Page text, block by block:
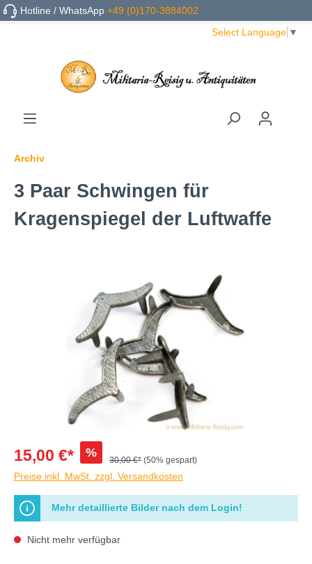
Hotline / WhatsApp+49 (0)170-3884002
Select Language ▼
Archiv
3 Paar Schwingen für
Kragenspiegel der Luftwaffe
15,00 €* %
30,00 €* (50% gespart)
Preise inkl. MwSt. zzgl. Versandkosten
Mehr detaillierte Bilder nach dem Login!
Nicht mehr verfügbar